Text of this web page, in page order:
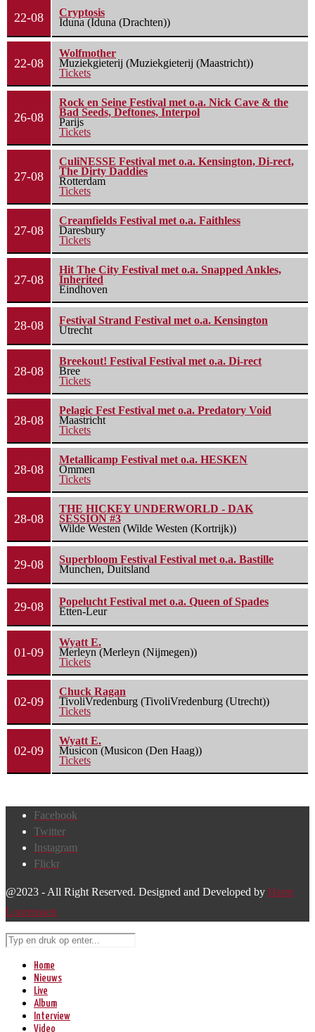
22-08
Cryptosis
Iduna (Iduna (Drachten))
22-08
Wolfmother
Muziekgieterij (Muziekgieterij (Maastricht))
Tickets
26-08
Rock en Seine Festival met o.a. Nick Cave & the
Bad Seeds, Deftones, Interpol
Parijs
Tickets
27-08
CuliNESSE Festival met o.a. Kensington, Di-rect,
The Dirty Daddies
Rotterdam
Tickets
27-08
Creamfields Festival met o.a. Faithless
Daresbury
Tickets
27-08
Hit The City Festival met o.a. Snapped Ankles,
Inherited
Eindhoven
28-08
Festival Strand Festival met o.a. Kensington
Utrecht
28-08
Breekout! Festival Festival met o.a. Di-rect
Bree
Tickets
28-08
Pelagic Fest Festival met o.a. Predatory Void
Maastricht
Tickets
28-08
Metallicamp Festival met o.a. HESKEN
Ommen
Tickets
28-08
THE HICKEY UNDERWORLD - DAK
SESSION #3
Wilde Westen (Wilde Westen (Kortrijk))
29-08
Superbloom Festival Festival met o.a. Bastille
Munchen, Duitsland
29-08
Popelucht Festival met o.a. Queen of Spades
Etten-Leur
01-09
Wyatt E.
Merleyn (Merleyn (Nijmegen))
Tickets
02-09
Chuck Ragan
TivoliVredenburg (TivoliVredenburg (Utrecht))
Tickets
02-09
Wyatt E.
Musicon (Musicon (Den Haag))
Tickets
Facebook
Twitter
Instagram
Flickr
@2023 - All Right Reserved. Designed and Developed by Harm
Lourenssen
Home
Nieuws
Live
Album
Interview
Video